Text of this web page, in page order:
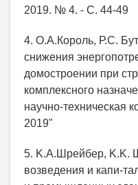
2019. № 4. - С. 44-49
4. O.A.Король, Р.С.
снижения
домостроении при
комплексного
научно-техническая
2019"
5. K.A.Шрейбер, K.K.
возведения и капи-